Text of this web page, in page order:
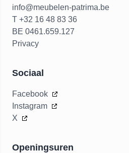
info@meubelen-patrima.be
T +32 16 48 83 36
BE 0461.659.127
Privacy
Sociaal
Facebook
Instagram
X
Openingsuren